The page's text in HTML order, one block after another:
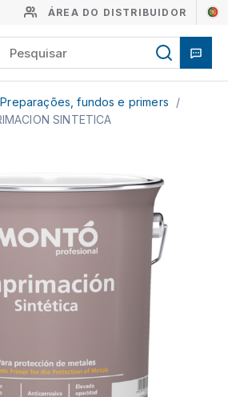
ÁREA DO DISTRIBUIDOR
Preparações, fundos e primers
/
SINTETICA